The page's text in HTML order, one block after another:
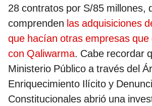
28 contratos por S/85 millones,
comprenden las adquisiciones
que hacían otras empresas
con Qaliwarma. Cabe recordar
Ministerio Público a través del
Enriquecimiento Ilícito y
Constitucionales abrió una